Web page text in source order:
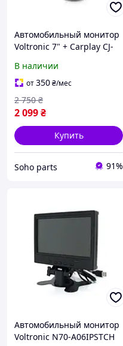
Автомобильный монитор
Voltronic 7" + Carplay CJ-
В наличии
от350₴/мес
2 099₴
2 750 ₴
Купить
Soho parts 91%
Автомобильный монитор
Voltronic N70-A06IPSTCH